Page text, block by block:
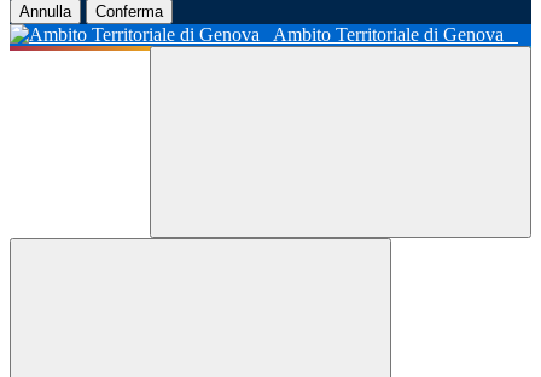
Annulla Conferma
Ambito Territoriale di Genova